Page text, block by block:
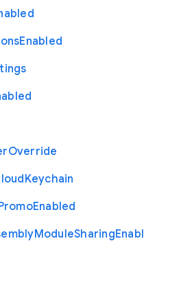
Enabled
Override
Keychain
Enabled
ModuleSharingEnabl